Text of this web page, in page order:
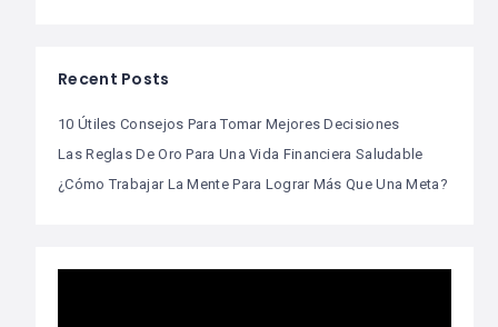
Recent Posts
10 Útiles Consejos Para Tomar Mejores Decisiones
Las Reglas De Oro Para Una Vida Financiera Saludable
¿Cómo Trabajar La Mente Para Lograr Más Que Una Meta?